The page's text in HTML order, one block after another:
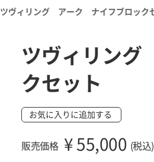
ツヴィリング アーク ナイフブロック
ツヴィリン
クセット
お気に入りに追加する
販売価格 ¥ 55,000 (税込)